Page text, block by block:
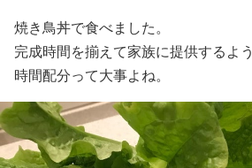
焼き鳥丼で食べました。
完成時間を揃えて家族に提供するよう
時間配分って大事よね。